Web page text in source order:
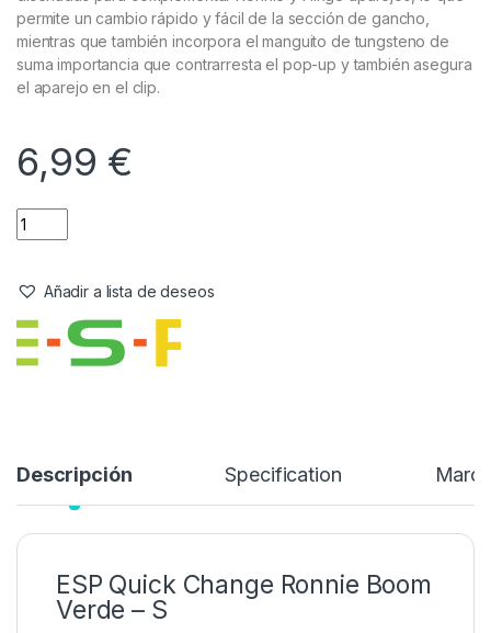
ESP Quick Change Ronnie Boom
Verde -S
Referencia del Proveedor:
¡La forma más rápida de cambiar los aparejos Ronnie!
Perfectamente atado en la fábrica de ESP, estas plumas están
permite un cambio rápido y fácil de la sección de gancho,
suma importancia que contrarresta el pop-up y también asegura
el aparejo en el clip.